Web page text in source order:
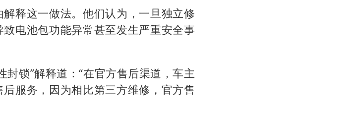
释这一做法。他们认为，一旦独立修
电池包功能异常甚至发生严重安全事
封锁”解释道：“在官方售后渠道，车主
服务，因为相比第三方维修，官方售